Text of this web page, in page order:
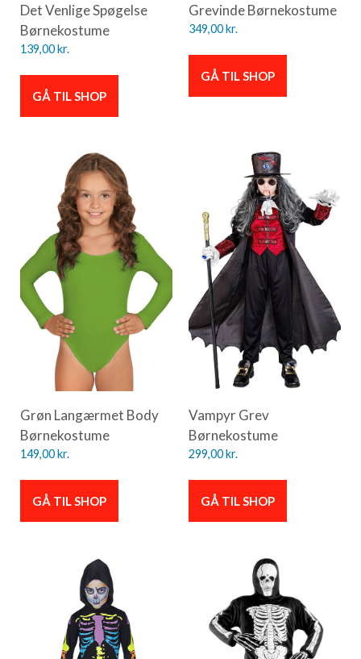
Det Venlige Spøgelse
Børnekostume
139,00kr.
GÅ TIL SHOP
Grevinde Børnekostume
349,00kr.
GÅ TIL SHOP
Grøn Langærmet Body
Børnekostume
149,00kr.
GÅ TIL SHOP
Vampyr Grev
Børnekostume
299,00kr.
GÅ TIL SHOP